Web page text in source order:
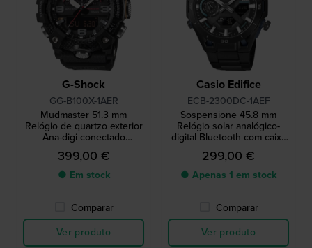
G-Shock
GG-B100X-1AER
Mudmaster 51.3 mm
Relógio de quartzo exterior
Ana-digi conectado
resistente à lama
399,00 €
● Em stock
Comparar
Ver produto
Casio Edifice
ECB-2300DC-1AEF
Sospensione 45.8 mm
Relógio solar analógico-
digital Bluetooth com caixa
em carbono
299,00 €
● Apenas 1 em stock
Comparar
Ver produto